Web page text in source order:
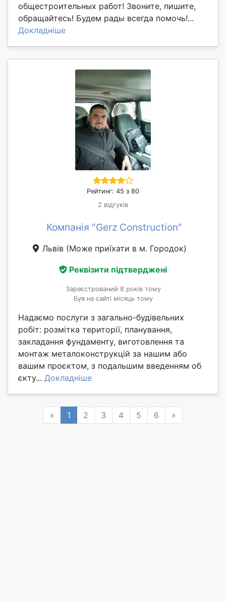
общестроительных работ! Звоните, пишите,
обращайтесь! Будем рады всегда помочь!...
Докладніше
Рейтинг: 45 з 80
2 відгуків
Компанія "Gerz Construction"
Львів (Може приїхати в м. Городок)
Реквізити підтверджені
Зареєстрований 8 років тому
Був на сайті місяць тому
Надаємо послуги з загально-будівельних
робіт: розмітка території, планування,
закладання фундаменту, виготовлення та
монтаж металоконструкцій за нашим або
вашим проєктом, з подальшим введенням об
єкту... Докладніше
« Previous
1 2 3 4 5 6 »